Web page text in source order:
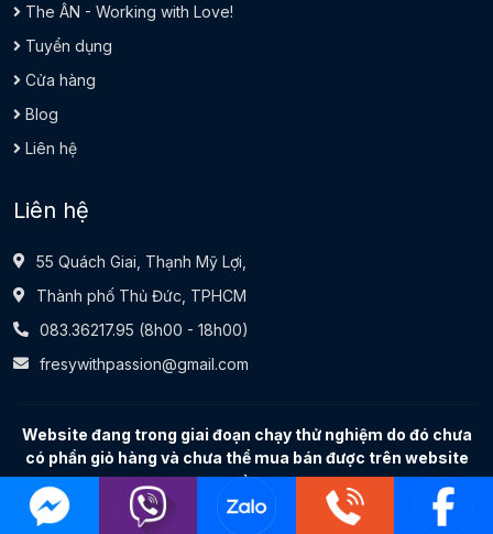
The ÂN - Working with Love!
Tuyển dụng
Cửa hàng
Blog
Liên hệ
Liên hệ
55 Quách Giai, Thạnh Mỹ Lợi,
Thành phố Thủ Đức, TPHCM
083.36217.95 (8h00 - 18h00)
fresywithpassion@gmail.com
Website đang trong giai đoạn chạy thử nghiệm do đó chưa
có phần giỏ hàng và chưa thể mua bán được trên website
này.
Bản quyền © 2025 freSy with passion toàn quyền.